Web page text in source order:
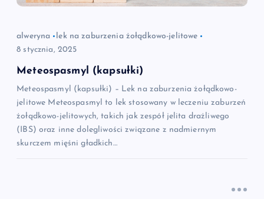
alweryna
lek na zaburzenia żołądkowo-jelitowe
8 stycznia, 2025
Meteospasmyl (kapsułki)
Meteospasmyl (kapsułki) – Lek na zaburzenia żołądkowo-
jelitowe Meteospasmyl to lek stosowany w leczeniu zaburzeń
żołądkowo-jelitowych, takich jak zespół jelita drażliwego
(IBS) oraz inne dolegliwości związane z nadmiernym
skurczem mięśni gładkich…